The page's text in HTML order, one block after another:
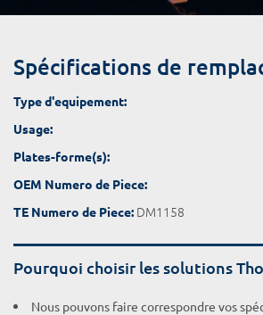
Spécifications de
Type d'equipement:
Usage:
Plates-forme(s):
OEM Numero de Piece:
TE Numero de Piece: DM1158
Pourquoi choisir les solutions
Nous pouvons faire correspondre vos